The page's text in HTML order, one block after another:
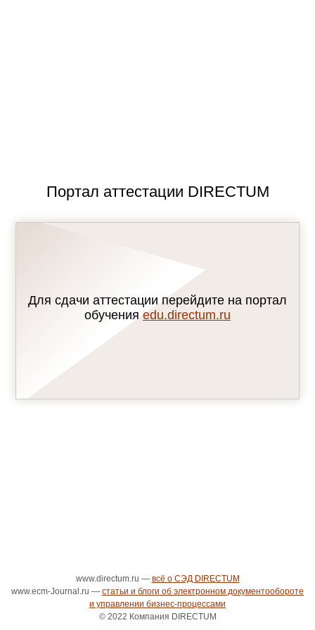
Портал аттестации DIRECTUM
Для сдачи аттестации перейдите на портал
обучения edu.directum.ru
www.directum.ru — всё о СЭД DIRECTUM
www.ecm-Journal.ru — статьи и блоги об электронном документообороте
и управлении бизнес-процессами
© 2022 Компания DIRECTUM